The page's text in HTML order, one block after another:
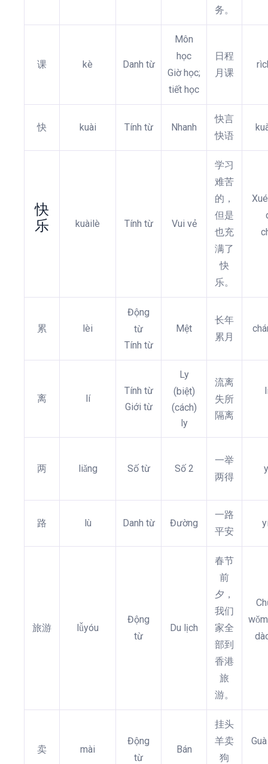
务。
课 kè Danh từ
Môn
học
Giờ học;
tiết học
日程
月课
快 kuài Tính từ Nhanh
快言
快语
快
乐
kuàilè Tính từ Vui vẻ
学习
难苦
的，
但是
也充
满了
快
乐。
累 lèi
Động
từ
Tính từ
Mệt
长年
累月
离 lí
Tính từ
Giới từ
Ly
(biệt)
(cách)
ly
流离
失所
隔离
两 liǎng Số từ Số 2
一举
两得
路 lù Danh từ Đường
一路
平安
旅游 lǚyóu
Động
từ
Du lịch
春节
前
夕，
我们
家全
部到
香港
旅
游。
卖 mài
Động
từ
Bán
挂头
羊卖
狗